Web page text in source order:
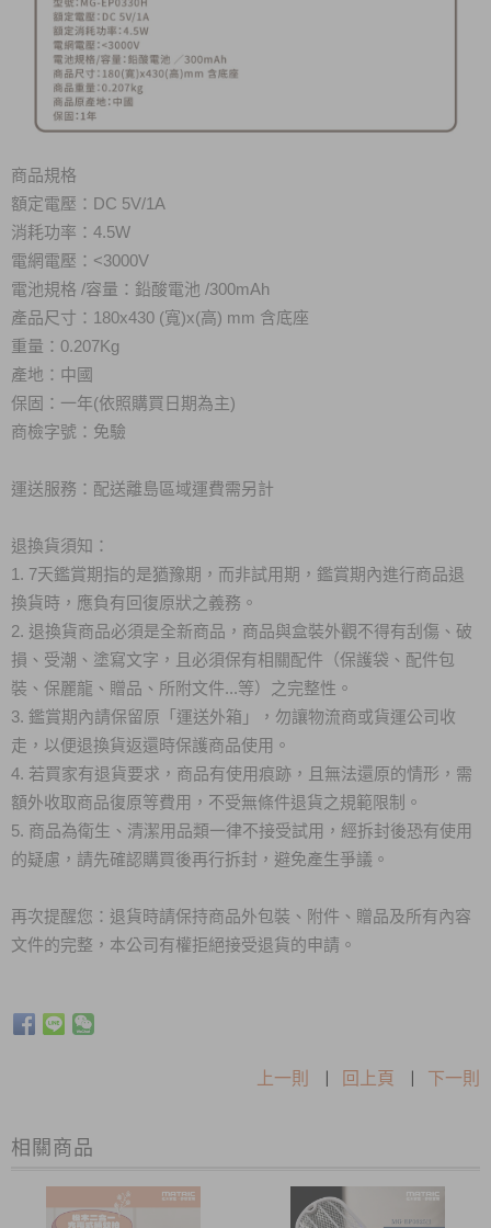
商品規格
額定電壓：DC 5V/1A
消耗功率：4.5W
電網電壓 ：<3000V
電池規格 /容量：鉛酸電池 /300mAh
產品尺寸：180x430 (寬)x(高) mm 含底座
重量：0.207Kg
產地：中國
保固：一年(依照購買日期為主)
商檢字號：免驗
運送服務：配送離島區域運費需另計
退換貨須知：
1. 7天鑑賞期指的是猶豫期，而非試用期，鑑賞期內進行商品退
換貨時，應負有回復原狀之義務。
2. 退換貨商品必須是全新商品，商品與盒裝外觀不得有刮傷、破
損、受潮、塗寫文字，且必須保有相關配件（保護袋、配件包
裝、保麗龍、贈品、所附文件...等）之完整性。
3. 鑑賞期內請保留原「運送外箱」，勿讓物流商或貨運公司收
走，以便退換貨返還時保護商品使用。
4. 若買家有退貨要求，商品有使用痕跡，且無法還原的情形，需
額外收取商品復原等費用，不受無條件退貨之規範限制。
5. 商品為衛生、清潔用品類一律不接受試用，經拆封後恐有使用
的疑慮，請先確認購買後再行拆封，避免產生爭議。
再次提醒您：退貨時請保持商品外包裝、附件、贈品及所有內容
文件的完整，本公司有權拒絕接受退貨的申請。
上一則 | 回上頁 | 下一則
相關商品